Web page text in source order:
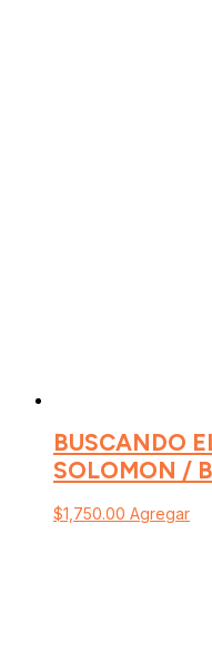
BUSCANDO
SOLOMON /
$1,750.00 Agregar